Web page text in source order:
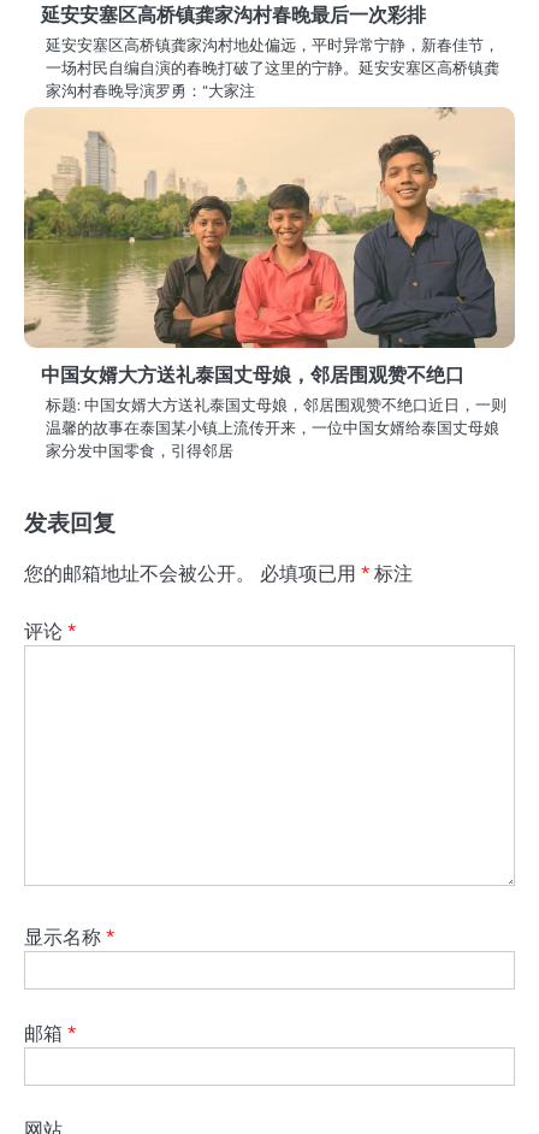
延安安塞区高桥镇龚家沟村春晚最后一次彩排
延安安塞区高桥镇龚家沟村地处偏远，平时异常宁静，新春佳节，
一场村民自编自演的春晚打破了这里的宁静。延安安塞区高桥镇龚
家沟村春晚导演罗勇：“大家注
中国女婿大方送礼泰国丈母娘，邻居围观赞不绝口
标题: 中国女婿大方送礼泰国丈母娘，邻居围观赞不绝口近日，一则
温馨的故事在泰国某小镇上流传开来，一位中国女婿给泰国丈母娘
家分发中国零食，引得邻居
发表回复
您的邮箱地址不会被公开。 必填项已用 * 标注
评论 *
显示名称 *
邮箱 *